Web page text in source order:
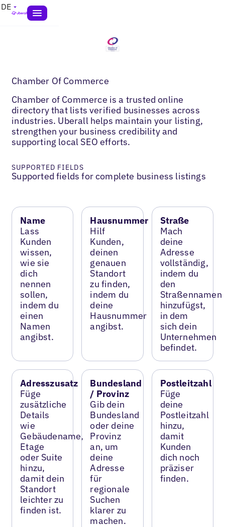
DE
Chamber Of Commerce
Chamber of Commerce is a trusted online
directory that lists verified businesses across
industries. Uberall helps maintain your listing,
strengthen your business credibility and
supporting local SEO efforts.
SUPPORTED FIELDS
Supported fields for complete business listings
Name
Lass
Kunden
wissen,
wie sie
dich
nennen
sollen,
indem du
einen
Namen
angibst.
Hausnummer
Hilf
Kunden,
deinen
genauen
Standort
zu finden,
indem du
deine
Hausnummer
angibst.
Straße
Mach
deine
Adresse
vollständig,
indem du
den
Straßennamen
hinzufügst,
in dem
sich dein
Unternehmen
befindet.
Adresszusatz
Füge
zusätzliche
Details
wie
Gebäudename,
Etage
oder Suite
hinzu,
damit dein
Standort
leichter zu
finden ist.
Bundesland
/ Provinz
Gib dein
Bundesland
oder deine
Provinz
an, um
deine
Adresse
für
regionale
Suchen
klarer zu
machen.
Postleitzahl
Füge
deine
Postleitzahl
hinzu,
damit
Kunden
dich noch
präziser
finden.